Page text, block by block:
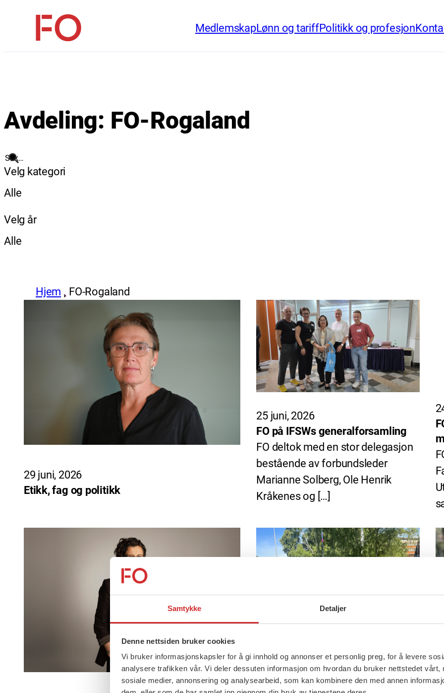
Samtykke Detaljer
Denne nettsiden bruker cookies
Vi bruker informasjonskapsler for å gi innhold og annonser et personlig preg, for å levere
analysere trafikken vår. Vi deler dessuten informasjon om hvordan du bruker nettstedet vårt,
sosiale medier, annonsering og analysearbeid, som kan kombinere den med annen
innholdFO
MedlemskapLønn og tariffPolitikk og profesjon
Avdeling: FO-Rogaland
Søk
Velg kategori
Alle
Velg år
Alle
Hjem FO-Rogaland
29 juni, 2026
Etikk, fag og politikk
25 juni, 2026
FO på IFSWs generalforsamling
FO deltok med en stor delegasjon
bestående av forbundsleder
Marianne Solberg, Ole Henrik
Kråkenes og […]
23 juni, 2026
Brudd i oppgjøret for ansatte i